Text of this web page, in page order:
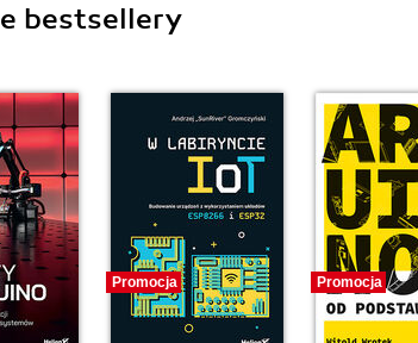
bestsellery
Promocja Promocja